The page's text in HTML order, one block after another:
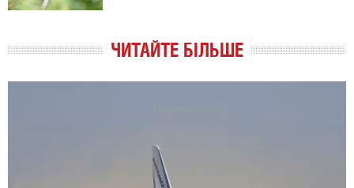
ЧИТАЙТЕ БІЛЬШЕ